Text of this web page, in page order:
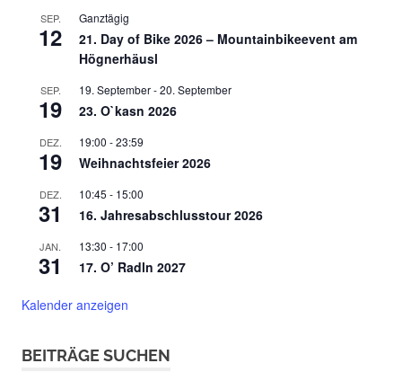
SEP.
12
Ganztägig
21. Day of Bike 2026 – Mountainbikeevent am
Högnerhäusl
SEP.
19
19. September-20. September
23. O`kasn 2026
DEZ.
19
19:00 -23:59
Weihnachtsfeier 2026
DEZ.
31
10:45 - 15:00
16. Jahresabschlusstour 2026
JAN.
31
13:30 - 17:00
17. O’ Radln 2027
Kalender anzeigen
BEITRÄGE SUCHEN